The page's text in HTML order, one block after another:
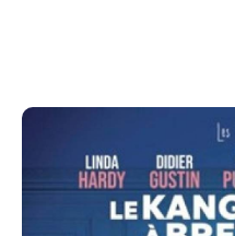
quiproquos et de
Entre mensonges,
de rire, les liens
épreuve, jusqu’à la
cœur de tout cela, un